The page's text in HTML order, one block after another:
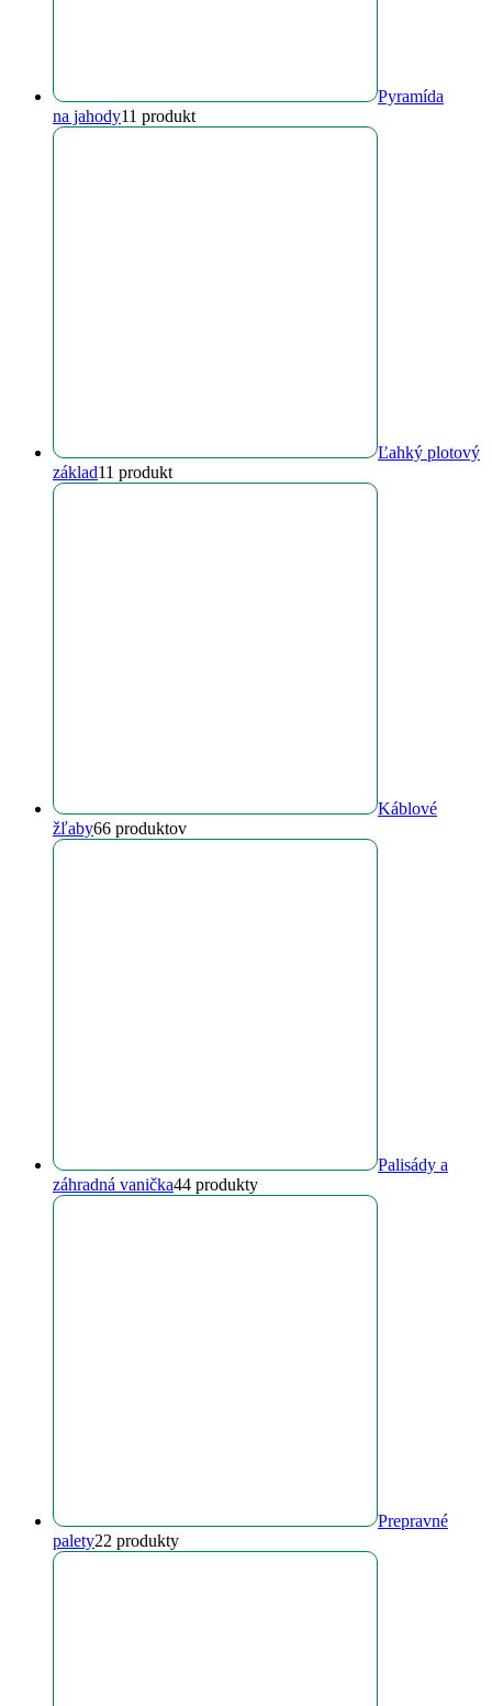
Pyramída
na jahody11 produkt
Ľahký plotový
základ11 produkt
Káblové
žľaby66 produktov
Palisády a
záhradná vanička44 produkty
Prepravné
palety22 produkty